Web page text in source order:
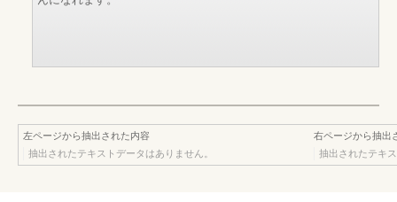
左ページから抽出された内容
抽出されたテキストデータはありません。
右ページから抽出
抽出されたテキ